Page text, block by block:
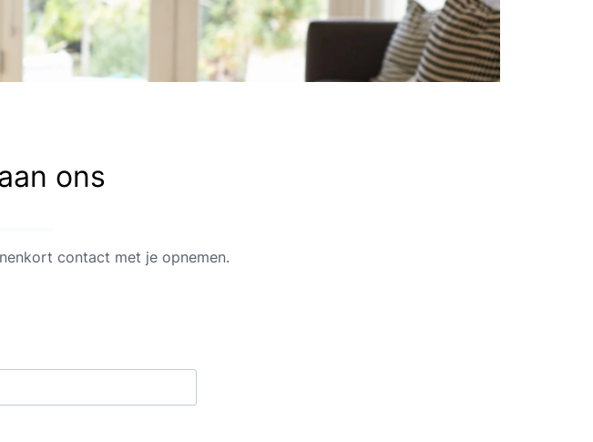
ons
contact met je opnemen.